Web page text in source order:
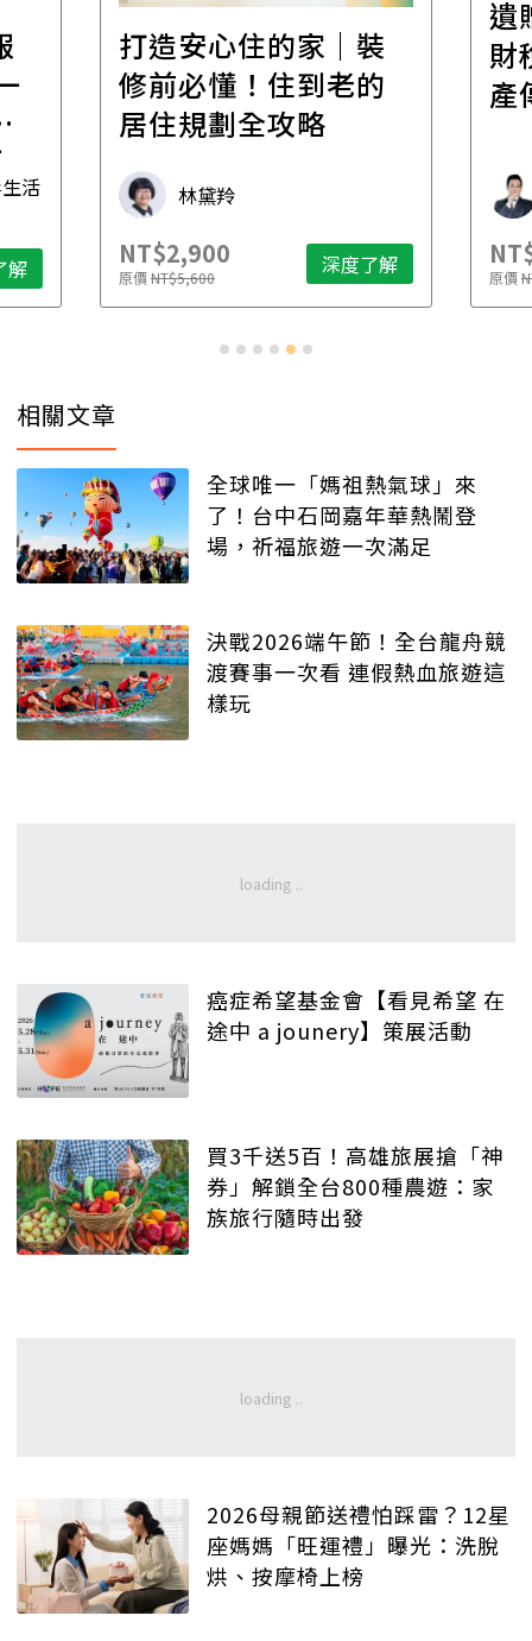
活
解
打造安心住的家｜裝
修前必懂！住到老的
居住規劃全攻略
林黛羚
NT$2,900
原價NT$5,600 深度了解
遺
財
產
原價
相關文章
全球唯一「媽祖熱氣球」來
了！台中石岡嘉年華熱鬧登
場，祈福旅遊一次滿足
決戰2026端午節！全台龍舟競
渡賽事一次看 連假熱血旅遊這
樣玩
癌症希望基金會【看見希望 在
途中 a jounery】策展活動
買3千送5百！高雄旅展搶「神
券」解鎖全台800種農遊：家
族旅行隨時出發
2026母親節送禮怕踩雷？12星
座媽媽「旺運禮」曝光：洗脫
烘、按摩椅上榜